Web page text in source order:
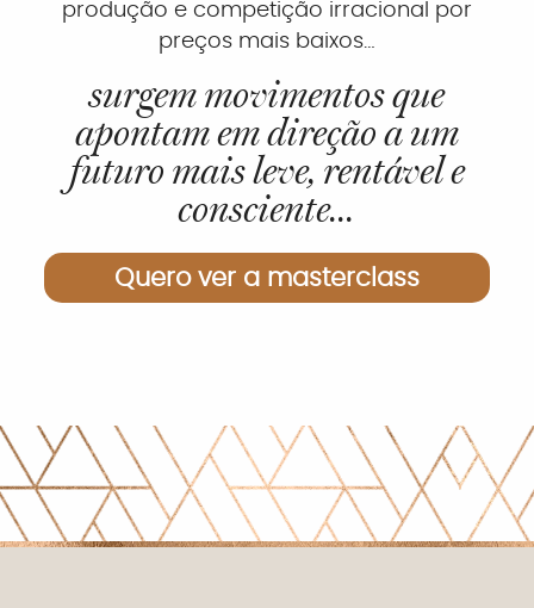
produção e competição irracional por
preços mais baixos…
surgem movimentos que
apontam em direção a um
futuro mais leve, rentável e
consciente...
Quero ver a masterclass